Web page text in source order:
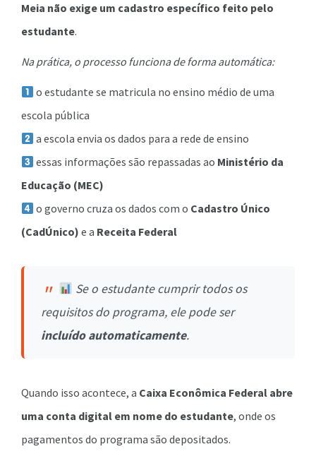
Meia não exige um cadastro específico feito pelo
estudante.
Na prática, o processo funciona de forma automática:
o estudante se matricula no ensino médio de uma
escola pública
a escola envia os dados para a rede de ensino
essas informações são repassadas ao Ministério da
Educação (MEC)
o governo cruza os dados com o Cadastro Único
(CadÚnico) e a Receita Federal
Se o estudante cumprir todos os
requisitos do programa, ele pode ser
incluído automaticamente.
Quando isso acontece, a Caixa Econômica Federal abre
uma conta digital em nome do estudante, onde os
pagamentos do programa são depositados.